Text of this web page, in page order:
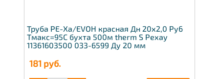
Труба PE-Xa/EVOH красная Дн 20х2,0 Ру6
Тмакс=95C бухта 500м therm S Рехау
11361603500 033-6599 Ду 20 мм
181 руб.